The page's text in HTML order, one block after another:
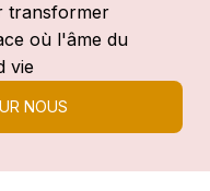
transformer
où l'âme du
vie
NOUS